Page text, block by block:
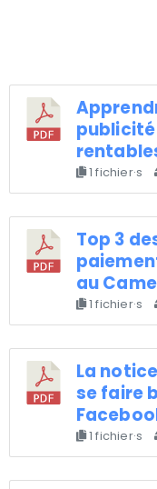
1 fichier·s
Top 3
au
1 fichier·s
La
se faire
1 fichier·s